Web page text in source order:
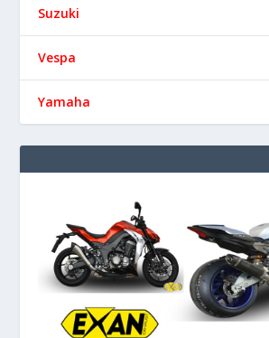
Suzuki
Vespa
Yamaha